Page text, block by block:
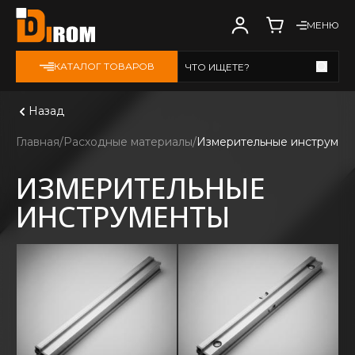
МЕНЮ
КАТАЛОГ ТОВАРОВ ЧТО ИЩЕТЕ?
Назад
Главная Расходные материалы Измерительные
ИЗМЕРИТЕЛЬНЫЕ
ИНСТРУМЕНТЫ